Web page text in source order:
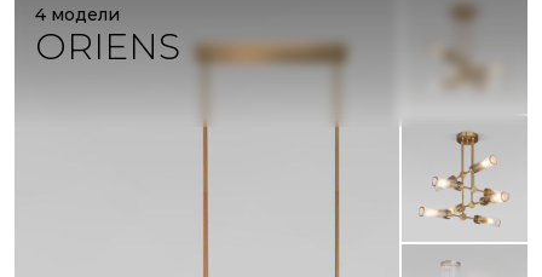
4 модели
ORIENS